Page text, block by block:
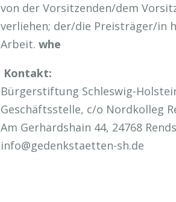
von der Vorsitzenden/dem
verliehen; der/die Preisträger/in
Arbeit.whe
Kontakt:
Bürgerstiftung Schleswig-
Geschäftsstelle, c/o Nordkolleg
Am Gerhardshain 44, 24768
info@gedenkstaetten-sh.de